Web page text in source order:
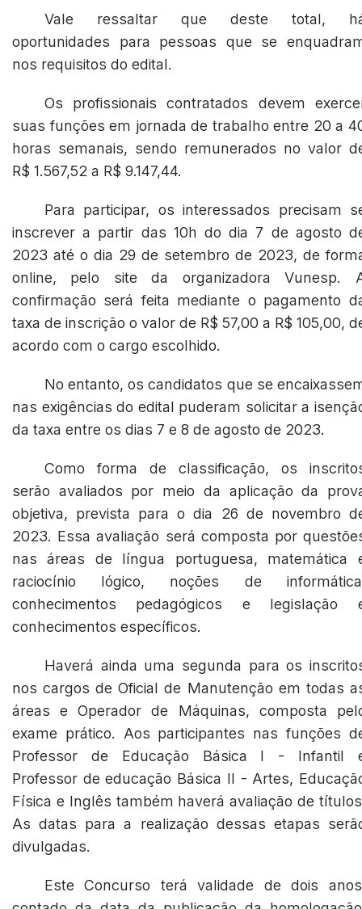
Vale ressaltar que deste total,
oportunidades para pessoas que se
nos requisitos do edital.
Os profissionais contratados devem
suas funções em jornada de trabalho entre 20 a
horas semanais, sendo remunerados no valor
R$ 1.567,52 a R$ 9.147,44.
Para participar, os interessados precisam
inscrever a partir das 10h do dia 7 de agosto
2023 até o dia 29 de setembro de 2023, de
online, pelo site da organizadora Vunesp.
confirmação será feita mediante o pagamento
taxa de inscrição o valor de R$ 57,00 a R$ 105,00,
acordo com o cargo escolhido.
No entanto, os candidatos que se
nas exigências do edital puderam solicitar a
da taxa entre os dias 7 e 8 de agosto de 2023.
Como forma de classificação, os
serão avaliados por meio da aplicação da
objetiva, prevista para o dia 26 de novembro
2023. Essa avaliação será composta por
nas áreas de língua portuguesa, matemática
raciocínio lógico, noções de
conhecimentos pedagógicos e legislação
conhecimentos específicos.
Haverá ainda uma segunda para os
nos cargos de Oficial de Manutenção em todas
áreas e Operador de Máquinas, composta
exame prático. Aos participantes nas funções
Professor de Educação Básica I - Infantil
Professor de educação Básica II - Artes,
Física e Inglês também haverá avaliação de
As datas para a realização dessas etapas
divulgadas.
Este Concurso terá validade de dois